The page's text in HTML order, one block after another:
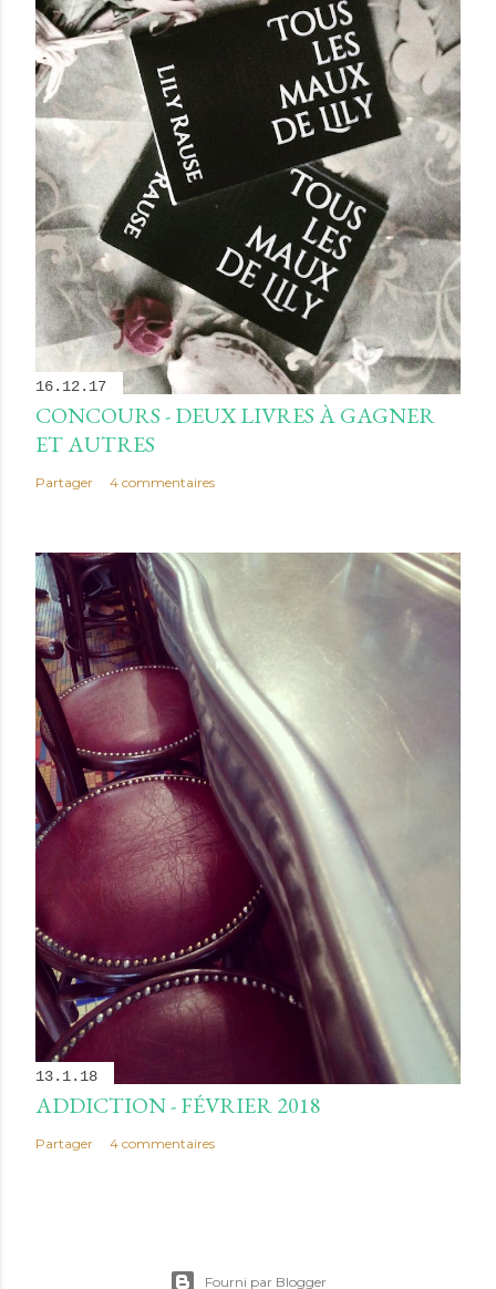
16.12.17
CONCOURS - DEUX LIVRES À GAGNER
ET AUTRES
Partager 4 commentaires
13.1.18
ADDICTION - FÉVRIER 2018
Partager 4 commentaires
Fourni par Blogger